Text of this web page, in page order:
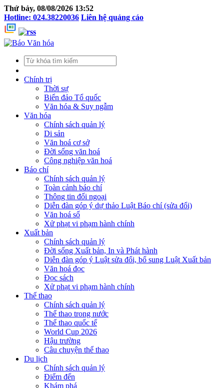
Thứ bảy, 08/08/2026 13:52
Hotline: 024.38220036 Liên hệ quảng cáo
Chính trị
Thời sự
Biển đảo Tổ quốc
Văn hóa & Suy ngẫm
Văn hóa
Chính sách quản lý
Di sản
Văn hoá cơ sở
Đời sống văn hoá
Công nghiệp văn hoá
Báo chí
Chính sách quản lý
Toàn cảnh báo chí
Thông tin đối ngoại
Diễn đàn góp ý dự thảo Luật Báo chí (sửa đổi)
Văn hoá số
Xử phạt vi phạm hành chính
Xuất bản
Chính sách quản lý
Đời sống Xuất bản, In và Phát hành
Diễn đàn góp ý Luật sửa đổi, bổ sung Luật Xuất bản
Văn hoá đọc
Đọc sách
Xử phạt vi phạm hành chính
Thể thao
Chính sách quản lý
Thể thao trong nước
Thể thao quốc tế
World Cup 2026
Hậu trường
Câu chuyện thể thao
Du lịch
Chính sách quản lý
Điểm đến
Khám phá